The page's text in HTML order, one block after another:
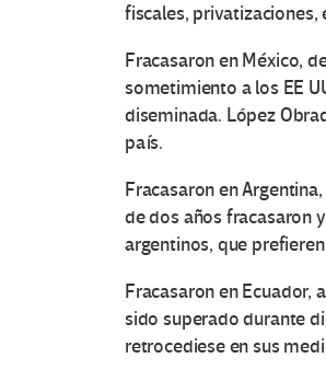
fiscales, privatizaciones,
Fracasaron en México,
sometimiento a los EE
diseminada. López
país.
Fracasaron en
de dos años fracasaron
argentinos, que
Fracasaron en
sido superado durante
retrocediese en sus